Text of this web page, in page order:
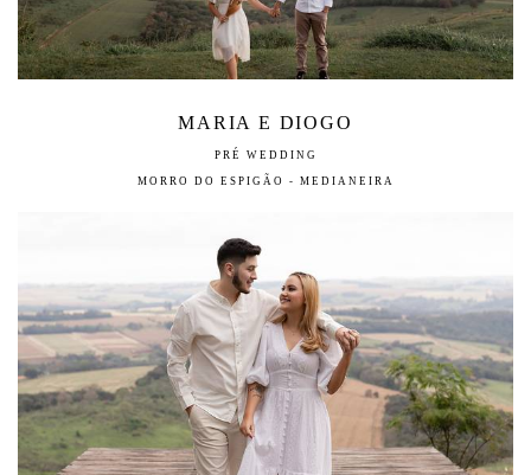
MARIA E DIOGO
PRÉ WEDDING
MORRO DO ESPIGÃO - MEDIANEIRA